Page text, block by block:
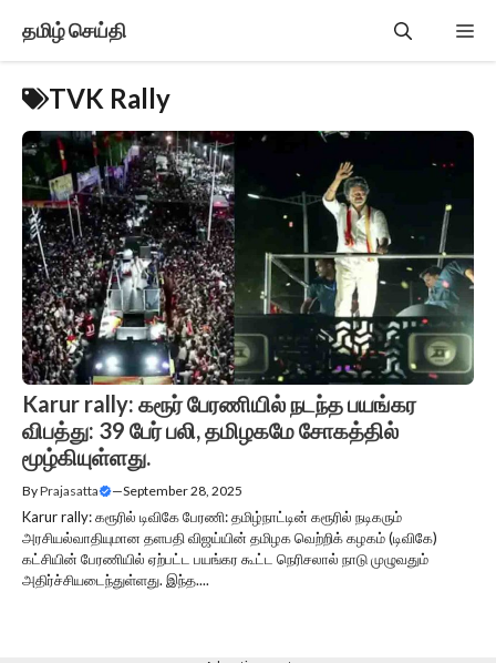
content
தமிழ் செய்தி
TVK Rally
Karur rally: கரூர் பேரணியில் நடந்த பயங்கர
விபத்து: 39 பேர் பலி, தமிழகமே சோகத்தில்
மூழ்கியுள்ளது.
ByPrajasatta —September 28, 2025
Karur rally: கரூரில் டிவிகே பேரணி: தமிழ்நாட்டின் கரூரில் நடிகரும்
அரசியல்வாதியுமான தளபதி விஜய்யின் தமிழக வெற்றிக் கழகம் (டிவிகே)
கட்சியின் பேரணியில் ஏற்பட்ட பயங்கர கூட்ட நெரிசலால் நாடு முழுவதும்
அதிர்ச்சியடைந்துள்ளது. இந்த....